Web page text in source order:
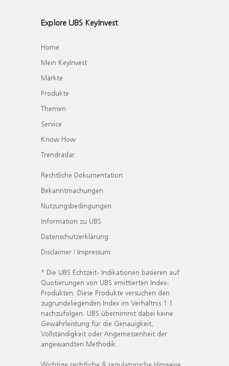
Explore UBS KeyInvest
Home
Mein KeyInvest
Märkte
Produkte
Themen
Service
Know How
Trendradar
Rechtliche Dokumentation
Bekanntmachungen
Nutzungsbedingungen
Information zu UBS
Datenschutzerklärung
Disclaimer / Impressum
* Die UBS Echtzeit- Indikationen basieren auf
Quotierungen von UBS emittierten Index-
Produkten. Diese Produkte versuchen den
zugrundeliegenden Index im Verhältnis 1:1
nachzufolgen. UBS übernimmt dabei keine
Gewährleistung für die Genauigkeit,
Vollständigkeit oder Angemessenheit der
angewandten Methodik.